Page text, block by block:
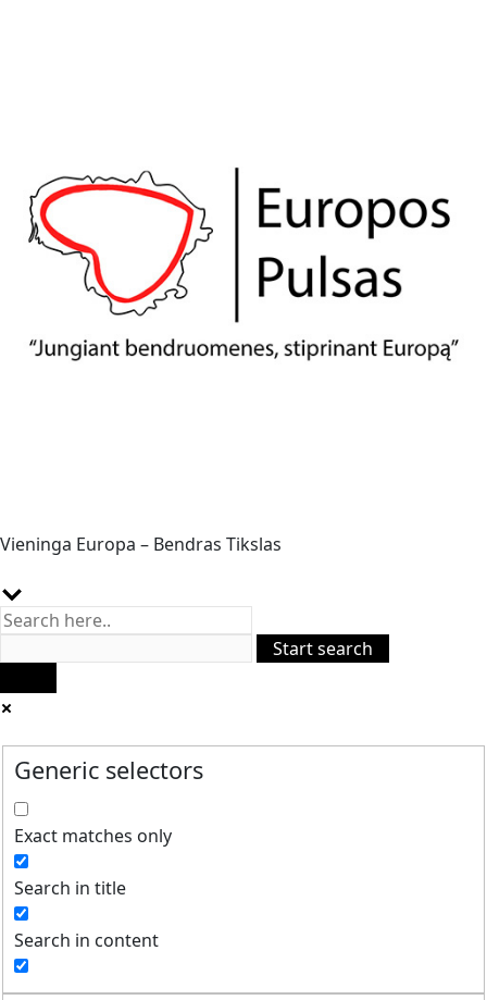
Vieninga Europa – Bendras Tikslas
Generic selectors
Exact matches only
Search in title
Search in content